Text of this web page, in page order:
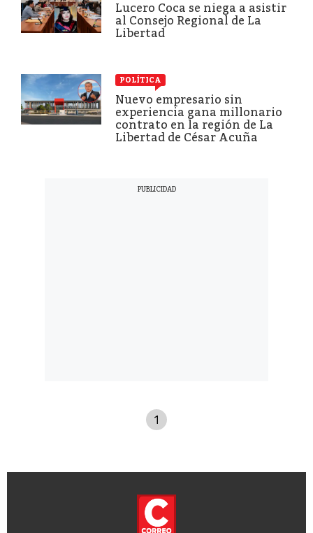
Lucero Coca se niega a asistir
al Consejo Regional de La
Libertad
POLÍTICA
Nuevo empresario sin
experiencia gana millonario
contrato en la región de La
Libertad de César Acuña
1